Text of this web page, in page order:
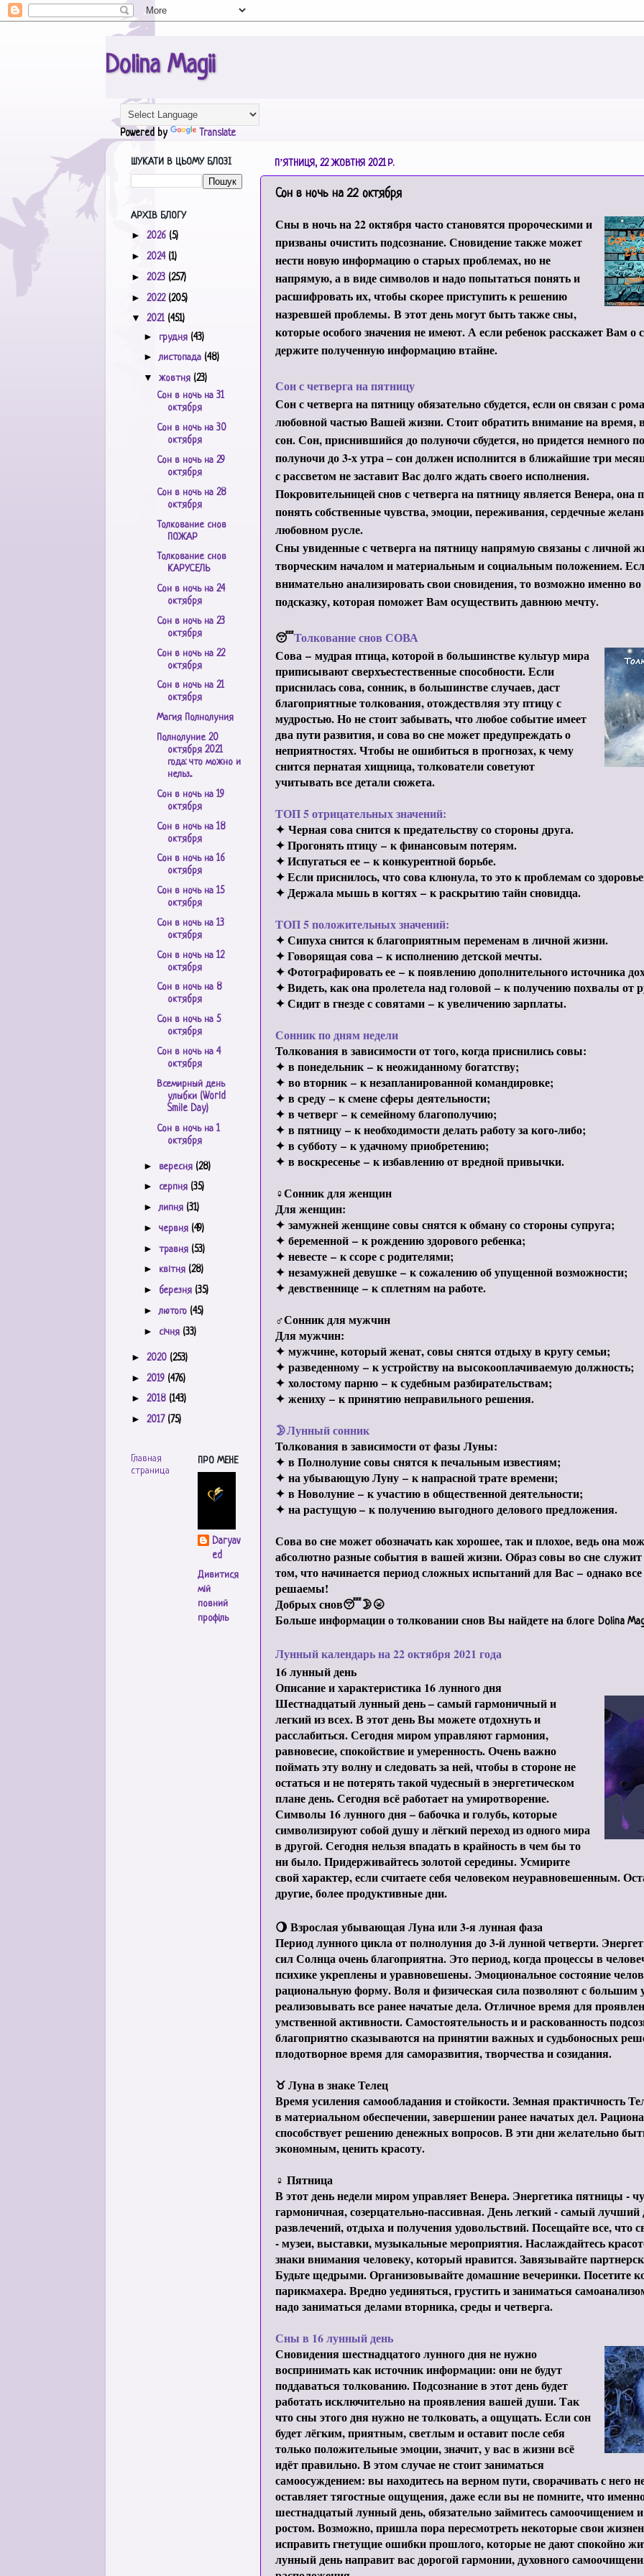
Dolina Magii
Powered by Translate
ПʼЯТНИЦЯ, 22 ЖОВТНЯ 2021 Р.
Сон в ночь на 22 октября
Сны в ночь на 22 октября часто становятся пророческими и
призваны очистить подсознание.Сновидение также может
нести новую информацию о старых проблемах, но не
напрямую, а в виде символов и надо попытаться понять и
расшифровать их, чтобы скорее приступить к решению
назревшей проблемы. В этот день могут быть также сны,
которые особого значения не имеют. А если ребенок расскажет Вам о
держите полученную информацию втайне.
Сон с четверга на пятницу
Сон с четверга на пятницу обязательно сбудется, если он связан с
любовной частью Вашей жизни. Стоит обратить внимание на время,
сон. Сон, приснившийся до полуночи сбудется, но придется немного
полуночи до 3-х утра – сон должен исполнится в ближайшие три
с рассветом не заставит Вас долго ждать своего исполнения.
Покровительницей снов с четверга на пятницу является Венера,
понять собственные чувства, эмоции, переживания, сердечные
любовном русле.
Сны увиденные с четверга на пятницу напрямую связаны с личной
творческим началом и материальным и социальным положением.
внимательно анализировать свои сновидения, то возможно именно
подсказку, которая поможет Вам осуществить давнюю мечту.
😴Толкование снов СОВА
Сова – мудрая птица, которой в большинстве культур мира
приписывают сверхъестественные способности. Если
приснилась сова, сонник, в большинстве случаев, даст
благоприятные толкования, отождествляя эту птицу с
мудростью. Но не стоит забывать, что любое событие имеет
два пути развития, и сова во сне может предупреждать о
неприятностях. Чтобы не ошибиться в прогнозах, к чему
снится пернатая хищница, толкователи советуют
учитывать все детали сюжета.
ТОП 5 отрицательных значений:
✦ Черная сова снится к предательству со стороны друга.
✦ Прогонять птицу – к финансовым потерям.
✦ Испугаться ее – к конкурентной борьбе.
✦ Если приснилось, что сова клюнула, то это к проблемам со
✦ Держала мышь в когтях – к раскрытию тайн сновидца.
ТОП 5 положительных значений:
✦ Сипуха снится к благоприятным переменам в личной жизни.
✦ Говорящая сова – к исполнению детской мечты.
✦ Фотографировать ее – к появлению дополнительного источника
✦ Видеть, как она пролетела над головой – к получению похвалы от
✦ Сидит в гнезде с совятами – к увеличению зарплаты.
Сонник по дням недели
Толкования в зависимости от того, когда приснились совы:
✦ в понедельник– к неожиданному богатству;
✦ во вторник– к незапланированной командировке;
✦ в среду – к смене сферы деятельности;
✦ в четверг – к семейному благополучию;
✦ в пятницу – к необходимости делать работу за кого-либо;
✦ в субботу – к удачному приобретению;
✦ в воскресенье – к избавлению от вредной привычки.
♀Сонник для женщин
Для женщин:
✦ замужней женщине совы снятся к обману со стороны супруга;
✦ беременной – к рождению здорового ребенка;
✦ невесте – к ссоре с родителями;
✦ незамужней девушке – к сожалению об упущенной возможности;
✦ девственнице – к сплетням на работе.
♂Сонник для мужчин
Для мужчин:
✦ мужчине, который женат, совы снятся отдыху в кругу семьи;
✦ разведенному – к устройству на высокооплачиваемую должность;
✦ холостому парню – к судебным разбирательствам;
✦ жениху – к принятию неправильного решения.
🌛Лунный сонник
Толкования в зависимости от фазы Луны:
✦ в Полнолуние совы снятся к печальным известиям;
✦ на убывающую Луну – к напрасной трате времени;
✦ в Новолуние – к участию в общественной деятельности;
✦ на растущую – к получению выгодного делового предложения.
Сова во сне может обозначать как хорошее, так и плохое, ведь она
абсолютно разные события в вашей жизни. Образ совы во сне
том, что начинается период сложных испытаний для Вас – однако
решаемы!
Добрых снов😴🌛🌝
Больше информации о толковании снов Вы найдете на блоге Dolina
Лунный календарь на 22 октября 2021 года
16 лунный день
Описание и характеристика 16 лунного дня
Шестнадцатый лунный день – самый гармоничный и
легкий из всех. В этот день Вы можете отдохнуть и
расслабиться. Сегодня миром управляют гармония,
равновесие, спокойствие и умеренность. Очень важно
поймать эту волну и следовать за ней, чтобы в стороне не
остаться и не потерять такой чудесный в энергетическом
плане день. Сегодня всё работает на умиротворение.
Символы 16 лунного дня – бабочка и голубь, которые
символизируют собой душу и лёгкий переход из одного мира
в другой. Сегодня нельзя впадать в крайность в чем бы то
ни было. Придерживайтесь золотой середины. Усмирите
свой характер, если считаете себя человеком неуравновешенным.
другие, более продуктивные дни.
🌖 Взрослая убывающая Луна или 3-я лунная фаза
Период лунного цикла от полнолуния до 3-й лунной четверти.
сил Солнца очень благоприятна. Это период, когда процессы в
психике укреплены и уравновешены. Эмоциональное состояние
рациональную форму. Воля и физическая сила позволяют с большим
реализовывать все ранее начатые дела. Отличное время для
умственной активности. Самостоятельность и и раскованность
благоприятно сказываются на принятии важных и судьбоносных
плодотворное время для саморазвития, творчества и созидания.
♉ Луна в знаке Телец
Время усиления самообладания и стойкости. Земная практичность
в материальном обеспечении, завершении ранее начатых дел.
способствует решению денежных вопросов. В эти дни желательно
экономным, ценить красоту.
♀ Пятница
В этот день недели миром управляет Венера. Энергетика пятницы -
гармоничная, созерцательно-пассивная. День легкий - самый лучший
развлечений, отдыха и получения удовольствий. Посещайте все, что
- музеи, выставки, музыкальные мероприятия. Наслаждайтесь
знаки внимания человеку, который нравится. Завязывайте
Будьте щедрыми. Организовывайте домашние вечеринки. Посетите
парикмахера. Вредно уединяться, грустить и заниматься
надо заниматься делами вторника, среды и четверга.
Сны в 16 лунный день
Сновидения шестнадцатого лунного дня не нужно
воспринимать как источник информации: они не будут
поддаваться толкованию. Подсознание в этот день будет
работать исключительно на проявления вашей души. Так
что сны этого дня нужно не толковать, а ощущать. Если сон
будет лёгким, приятным, светлым и оставит после себя
только положительные эмоции, значит, у вас в жизни всё
идёт правильно. В этом случае не стоит заниматься
самоосуждением: вы находитесь на верном пути, сворачивать с него
оставляет тягостные ощущения, даже если вы не помните, что
шестнадцатый лунный день, обязательно займитесь самоочищением
ростом. Возможно, пришла пора пересмотреть некоторые свои
исправить гнетущие ошибки прошлого, которые не дают спокойно
лунный день направит вас дорогой гармонии, духовного
ШУКАТИ В ЦЬОМУ БЛОЗІ
АРХІВ БЛОГУ
► 2026 (5)
► 2024 (1)
► 2023 (257)
► 2022 (205)
▼ 2021 (451)
► грудня (43)
►листопада (48)
▼жовтня (23)
Сон в ночь на 31
октября
Сон в ночь на 30
октября
Сон в ночь на 29
октября
Сон в ночь на 28
октября
Толкование снов
ПОЖАР
Толкование снов
КАРУСЕЛЬ
Сон в ночь на 24
октября
Сон в ночь на 23
октября
Сон в ночь на 22
октября
Сон в ночь на 21
октября
Магия Полнолуния
Полнолуние 20
октября 2021
года: что можно и
нельз...
Сон в ночь на 19
октября
Сон в ночь на 18
октября
Сон в ночь на 16
октября
Сон в ночь на 15
октября
Сон в ночь на 13
октября
Сон в ночь на 12
октября
Сон в ночь на 8
октября
Сон в ночь на 5
октября
Сон в ночь на 4
октября
Всемирный день
улыбки (World
Smile Day)
Сон в ночь на 1
октября
► вересня (28)
► серпня (35)
►липня (31)
►червня (49)
►травня (53)
► квітня (28)
► березня (35)
►лютого (45)
► січня (33)
► 2020 (253)
► 2019 (476)
► 2018 (143)
► 2017 (75)
Главная
страница
ПРО МЕНЕ
Daryav
ed
Дивитися
мій
повний
профіль